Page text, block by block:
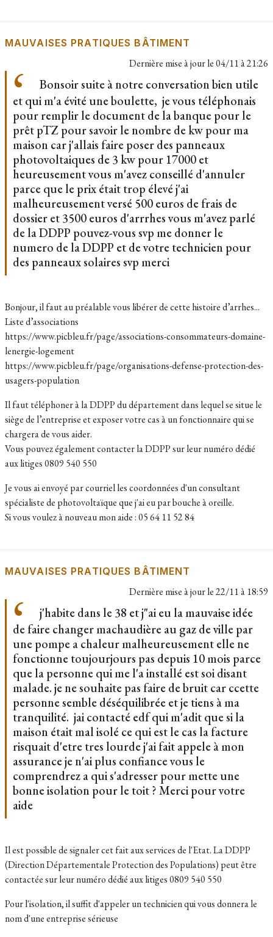
MAUVAISES PRATIQUES BÂTIMENT
Dernière mise à jour le04/11 à 21:26
Bonsoir suite à notre conversation bien utile
et qui m'a évité une boulette, je vous téléphonais
pour remplir le document de la banque pour le
prêt pTZ pour savoir le nombre de kw pour ma
maison car j'allais faire poser des panneaux
photovoltaiques de 3 kw pour 17000 et
heureusement vous m'avez conseillé d'annuler
parce que le prix était trop élevé j'ai
malheureusement versé 500 euros de frais de
dossier et 3500 euros d'arrrhes vous m'avez parlé
de la DDPP pouvez-vous svp me donner le
numero de la DDPP et de votre technicien pour
des panneaux solaires svp merci
Bonjour, il faut au préalable vous libérer de cette histoire d’arrhes...
Liste d’associations
https://www.picbleu.fr/page/associations-consommateurs-domaine-
lenergie-logement
https://www.picbleu.fr/page/organisations-defense-protection-des-
usagers-population
Il faut téléphoner à la DDPP du département dans lequel se situe le
siège de l’entreprise et exposer votre cas à un fonctionnaire qui se
chargera de vous aider.
Vous pouvez également contacter la DDPP sur leur numéro dédié
aux litiges 0809 540 550
Je vous ai envoyé par courriel les coordonnées d'un consultant
spécialiste de photovoltaïque que j'ai eu par bouche à oreille.
Si vous voulez à nouveau mon aide : 05 64 11 52 84
MAUVAISES PRATIQUES BÂTIMENT
Dernière mise à jour le22/11 à 18:59
j'habite dans le 38 et j"ai eu la mauvaise idée
de faire changer machaudière au gaz de ville par
une pompe a chaleur malheureusement elle ne
fonctionne toujourjours pas depuis 10 mois parce
que la personne qui me l'a installé est soi disant
malade. je ne souhaite pas faire de bruit car ccette
personne semble déséquilibrée et je tiens à ma
tranquilité. jai contacté edf qui m'adit que si la
maison était mal isolé ce qui est le cas la facture
risquait d'etre tres lourde j'ai fait appele à mon
assurance je n'ai plus confiance vous le
comprendrez a qui s'adresser pour mette une
bonne isolation pour le toit ? Merci pour votre
aide
Il est possible de signaler cet fait aux services de l'Etat. La DDPP
(Direction Départementale Protection des Populations) peut être
contactée sur leur numéro dédié aux litiges 0809 540 550
Pour l'isolation, il suffit d'appeler un technicien qui vous donnera le
nom d'une entreprise sérieuse